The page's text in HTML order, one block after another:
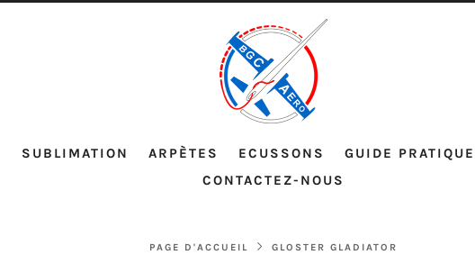
SUBLIMATION ARPÈTES ECUSSONS GUIDE PRATIQUE
CONTACTEZ-NOUS
PAGE D'ACCUEIL GLOSTER GLADIATOR